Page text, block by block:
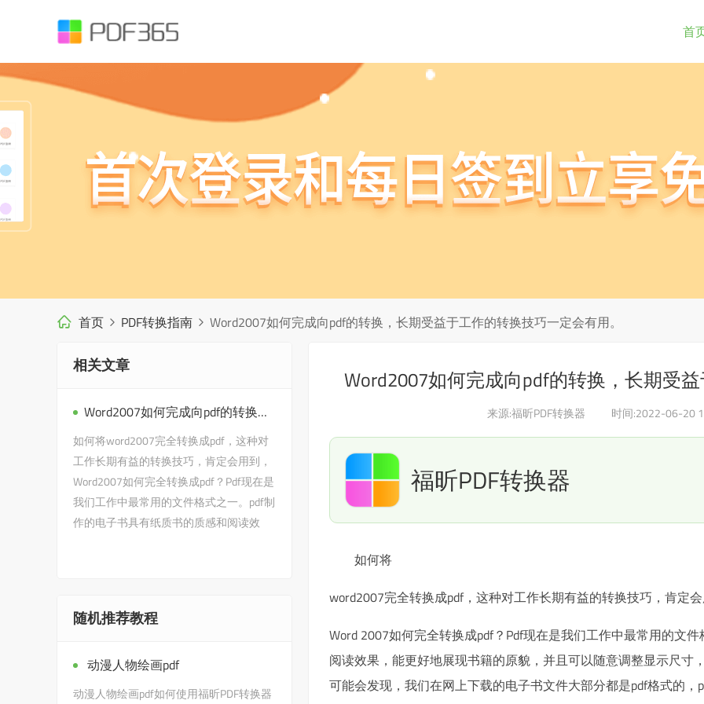
首
首页 PDF转换指南 Word2007如何完成向pdf的转换，长期受益于工作的转换技巧一定会有用。
Word2007如何完成向pdf的转换，长期受
来源:福昕PDF转换器 时间:2022-06-20
福昕PDF转换器
如何将
word2007完全转换成pdf，这种对工作长期有益的转换技巧，肯定
Word 2007如何完全转换成pdf？Pdf现在是我们工作中最常用的文
阅读效果，能更好地展现书籍的原貌，并且可以随意调整显示尺
可能会发现，我们在网上下载的电子书文件大部分都是pdf格式的
相关文章
Word2007如何完成向pdf的转换，长期受益于工作的转换技巧一定会有用。
如何将word2007完全转换成pdf，这种对
工作长期有益的转换技巧，肯定会用到，
Word2007如何完全转换成pdf？Pdf现在是
我们工作中最常用的文件格式之一。pdf制
作的电子书具有纸质书的质感和阅读效
随机推荐教程
动漫人物绘画pdf
动漫人物绘画pdf如何使用福昕PDF转换器